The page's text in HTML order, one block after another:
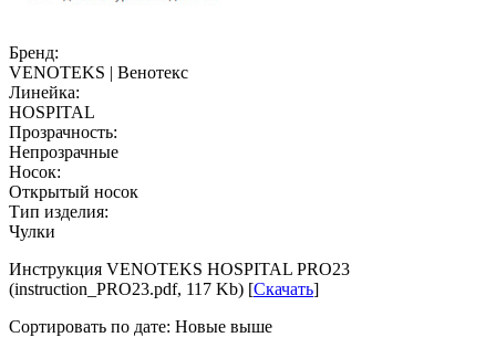
Бренд:
VENOTEKS | Венотекс
Линейка:
HOSPITAL
Прозрачность:
Непрозрачные
Носок:
Открытый носок
Тип изделия:
Чулки
Инструкция VENOTEKS HOSPITAL PRO23
(instruction_PRO23.pdf, 117 Kb) [Скачать]
Сортировать по дате: Новые выше